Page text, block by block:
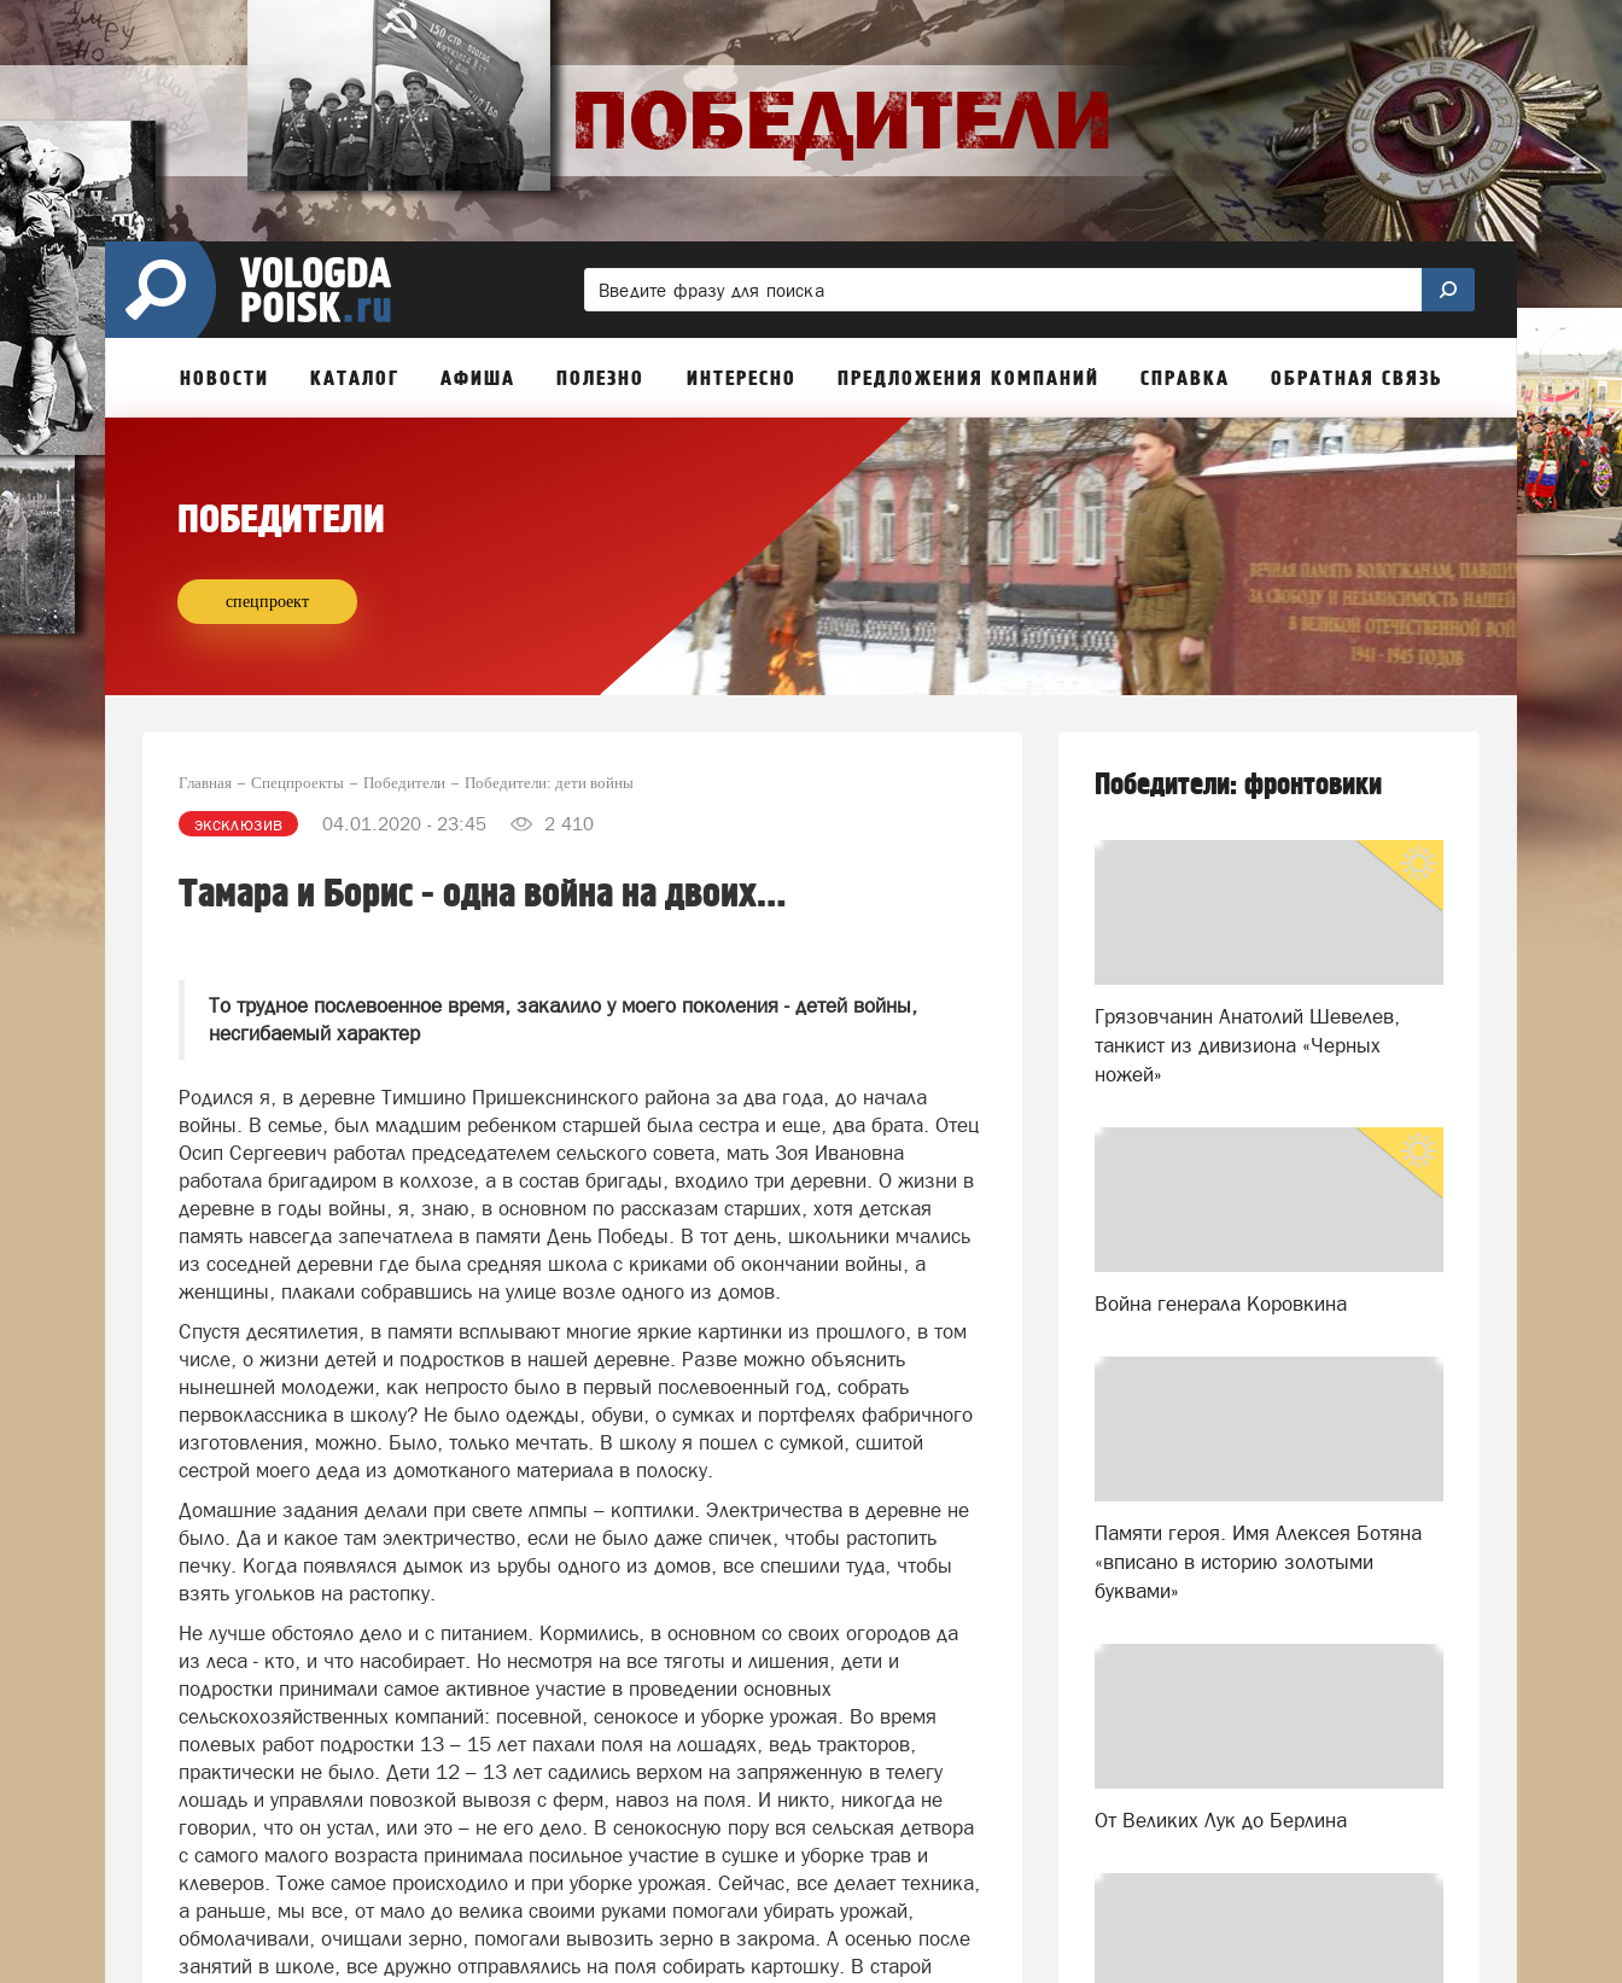
НОВОСТИ КАТАЛОГ АФИША ПОЛЕЗНО ИНТЕРЕСНО ПРЕДЛОЖЕНИЯ КОМПАНИЙ СПРАВКА ОБРАТНАЯ СВЯЗЬ
ПОБЕДИТЕЛИ
спецпроект
Главная Спецпроекты Победители Победители: дети войны
эксклюзив 04.01.2020 - 23:45 2 410
Тамара и Борис - одна война на двоих…
То трудное послевоенное время, закалило у моего поколения - детей войны,
несгибаемый характер
Родился я, в деревне Тимшино Пришекснинского района за два года, до начала
войны. В семье, был младшим ребенком старшей была сестра и еще, два брата. Отец
Осип Сергеевич работал председателем сельского совета, мать Зоя Ивановна
работала бригадиром в колхозе, а в состав бригады, входило три деревни. О жизни в
деревне в годы войны, я, знаю, в основном по рассказам старших, хотя детская
память навсегда запечатлела в памяти День Победы. В тот день, школьники мчались
из соседней деревни где была средняя школа с криками об окончании войны, а
женщины, плакали собравшись на улице возле одного из домов.
Спустя десятилетия, в памяти всплывают многие яркие картинки из прошлого, в том
числе, о жизни детей и подростков в нашей деревне. Разве можно объяснить
нынешней молодежи, как непросто было в первый послевоенный год, собрать
первоклассника в школу? Не было одежды, обуви, о сумках и портфелях фабричного
изготовления, можно. Было, только мечтать. В школу я пошел с сумкой, сшитой
сестрой моего деда из домотканого материала в полоску.
Домашние задания делали при свете лпмпы – коптилки. Электричества в деревне не
было. Да и какое там электричество, если не было даже спичек, чтобы растопить
печку. Когда появлялся дымок из ьрубы одного из домов, все спешили туда, чтобы
взять угольков на растопку.
Не лучше обстояло дело и с питанием. Кормились, в основном со своих огородов да
из леса - кто, и что насобирает. Но несмотря на все тяготы и лишения, дети и
подростки принимали самое активное участие в проведении основных
сельскохозяйственных компаний: посевной, сенокосе и уборке урожая. Во время
полевых работ подростки 13 – 15 лет пахали поля на лошадях, ведь тракторов,
практически не было. Дети 12 – 13 лет садились верхом на запряженную в телегу
лошадь и управляли повозкой вывозя с ферм, навоз на поля. И никто, никогда не
говорил, что он устал, или это – не его дело. В сенокосную пору вся сельская детвора
с самого малого возраста принимала посильное участие в сушке и уборке трав и
клеверов. Тоже самое происходило и при уборке урожая. Сейчас, все делает техника,
а раньше, мы все, от мало до велика своими руками помогали убирать урожай,
обмолачивали, очищали зерно, помогали вывозить зерно в закрома. А осенью после
занятий в школе, все дружно отправлялись на поля собирать картошку. В старой
Победители: фронтовики
Грязовчанин Анатолий Шевелев,
танкист из дивизиона «Черных
ножей»
Война генерала Коровкина
Памяти героя. Имя Алексея Ботяна
«вписано в историю золотыми
буквами»
От Великих Лук до Берлина